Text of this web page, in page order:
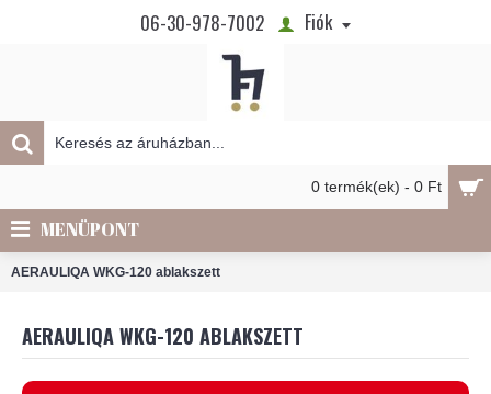
06-30-978-7002 Fiók
0 termék(ek) - 0 Ft
MENÜPONT
AERAULIQA WKG-120 ablakszett
AERAULIQA WKG-120 ABLAKSZETT